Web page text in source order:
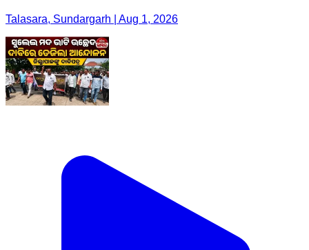
Talasara, Sundargarh | Aug 1, 2026